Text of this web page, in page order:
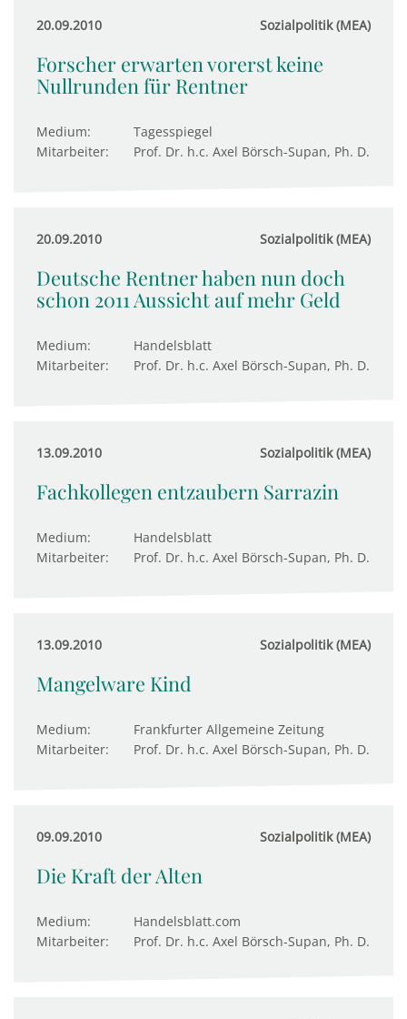
20.09.2010 Sozialpolitik (MEA)
Forscher erwarten vorerst keine
Nullrunden für Rentner
Medium:
Tagesspiegel
Mitarbeiter:
Prof. Dr. h.c. Axel Börsch-Supan, Ph. D.
20.09.2010 Sozialpolitik (MEA)
Deutsche Rentner haben nun doch
schon 2011 Aussicht auf mehr Geld
Medium:
Handelsblatt
Mitarbeiter:
Prof. Dr. h.c. Axel Börsch-Supan, Ph. D.
13.09.2010 Sozialpolitik (MEA)
Fachkollegen entzaubern Sarrazin
Medium:
Handelsblatt
Mitarbeiter:
Prof. Dr. h.c. Axel Börsch-Supan, Ph. D.
13.09.2010 Sozialpolitik (MEA)
Mangelware Kind
Medium:
Frankfurter Allgemeine Zeitung
Mitarbeiter:
Prof. Dr. h.c. Axel Börsch-Supan, Ph. D.
09.09.2010 Sozialpolitik (MEA)
Die Kraft der Alten
Medium:
Handelsblatt.com
Mitarbeiter:
Prof. Dr. h.c. Axel Börsch-Supan, Ph. D.